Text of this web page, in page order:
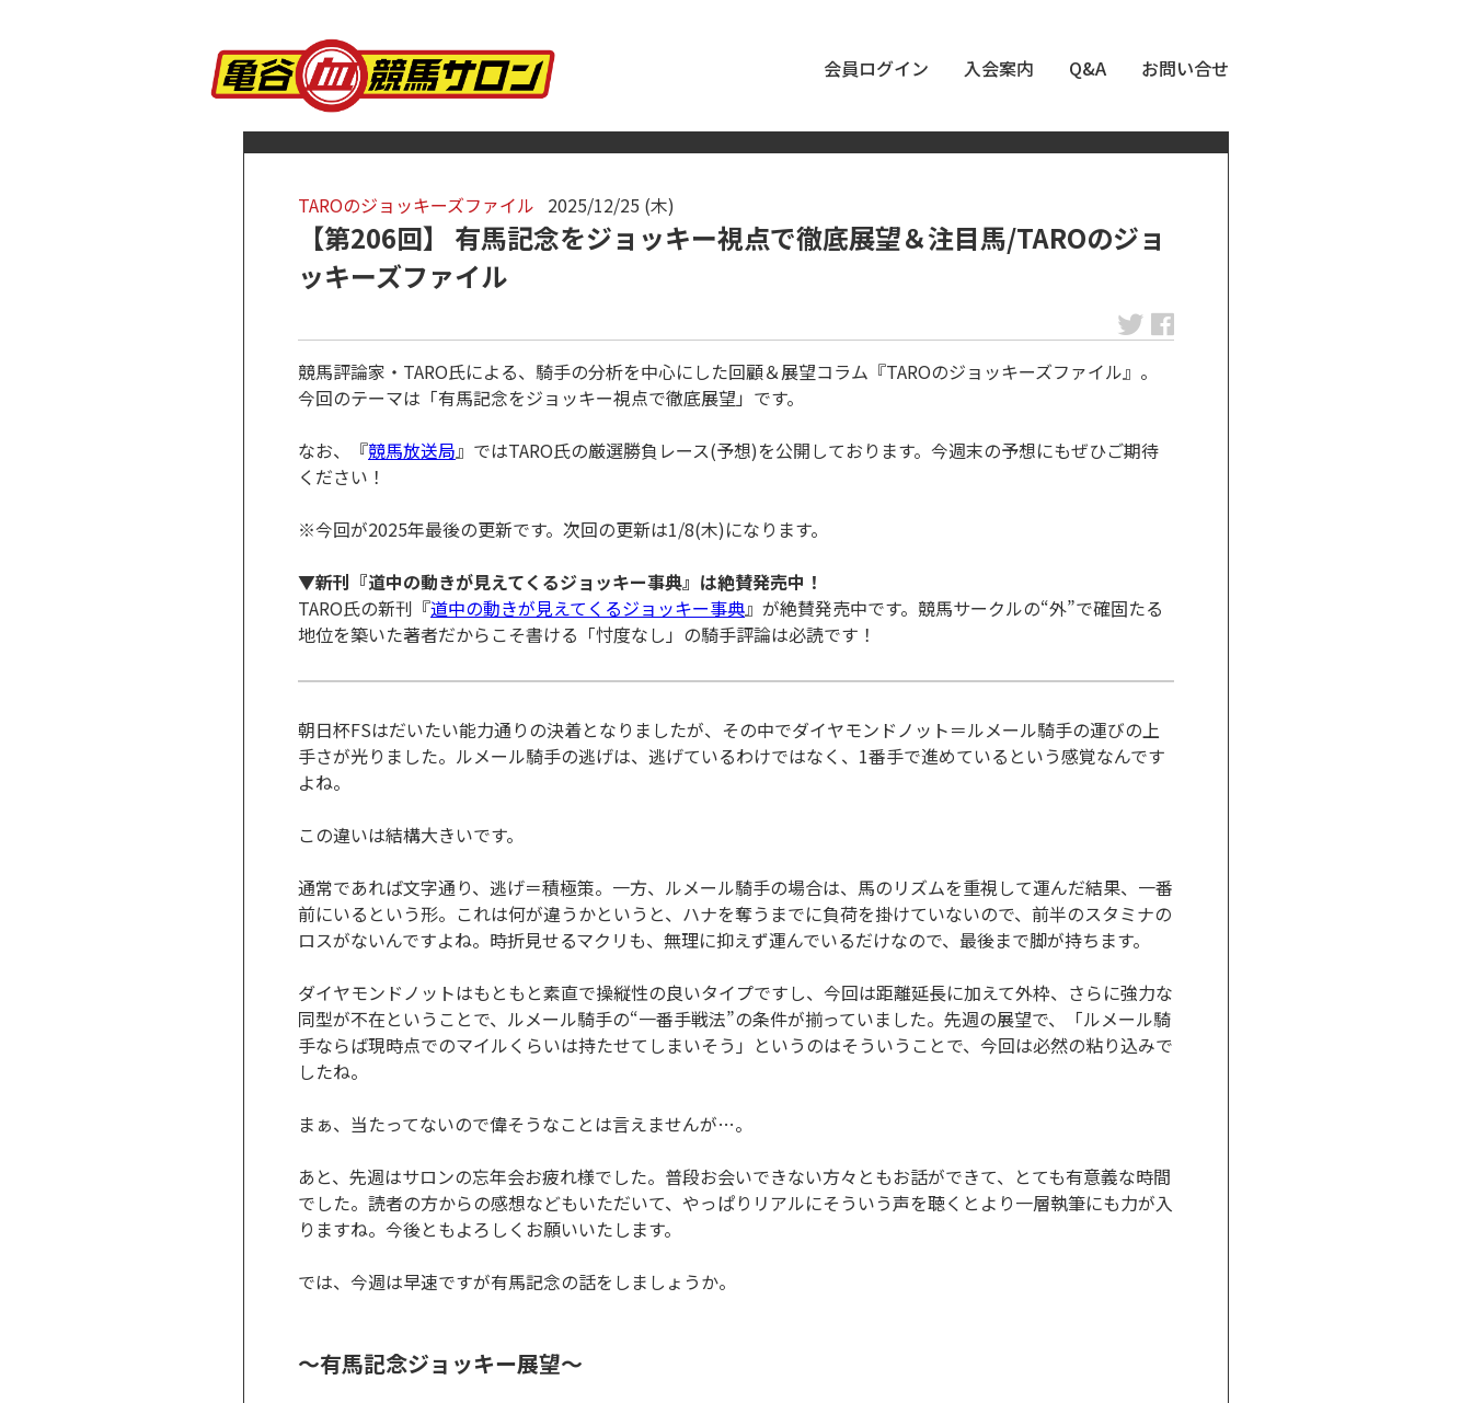
会員ログイン 入会案内 Q&A お問い合せ
TAROのジョッキーズファイル 2025/12/25 (木)
【第206回】 有馬記念をジョッキー視点で徹底展望＆注目馬/TAROのジョ
ッキーズファイル
競馬評論家・TARO氏による、騎手の分析を中心にした回顧＆展望コラム『TAROのジョッキーズファイル』。
今回のテーマは「有馬記念をジョッキー視点で徹底展望」です。
なお、『競馬放送局』ではTARO氏の厳選勝負レース(予想)を公開しております。今週末の予想にもぜひご期待
ください！
※今回が2025年最後の更新です。次回の更新は1/8(木)になります。
▼新刊『道中の動きが見えてくるジョッキー事典』は絶賛発売中！
TARO氏の新刊『道中の動きが見えてくるジョッキー事典』が絶賛発売中です。競馬サークルの“外”で確固たる
地位を築いた著者だからこそ書ける「忖度なし」の騎手評論は必読です！
朝日杯FSはだいたい能力通りの決着となりましたが、その中でダイヤモンドノット＝ルメール騎手の運びの上
手さが光りました。ルメール騎手の逃げは、逃げているわけではなく、1番手で進めているという感覚なんです
よね。
この違いは結構大きいです。
通常であれば文字通り、逃げ＝積極策。一方、ルメール騎手の場合は、馬のリズムを重視して運んだ結果、一番
前にいるという形。これは何が違うかというと、ハナを奪うまでに負荷を掛けていないので、前半のスタミナの
ロスがないんですよね。時折見せるマクリも、無理に抑えず運んでいるだけなので、最後まで脚が持ちます。
ダイヤモンドノットはもともと素直で操縦性の良いタイプですし、今回は距離延長に加えて外枠、さらに強力な
同型が不在ということで、ルメール騎手の“一番手戦法”の条件が揃っていました。先週の展望で、「ルメール騎
手ならば現時点でのマイルくらいは持たせてしまいそう」というのはそういうことで、今回は必然の粘り込みで
したね。
まぁ、当たってないので偉そうなことは言えませんが…。
あと、先週はサロンの忘年会お疲れ様でした。普段お会いできない方々ともお話ができて、とても有意義な時間
でした。読者の方からの感想などもいただいて、やっぱりリアルにそういう声を聴くとより一層執筆にも力が入
りますね。今後ともよろしくお願いいたします。
では、今週は早速ですが有馬記念の話をしましょうか。
～有馬記念ジョッキー展望～